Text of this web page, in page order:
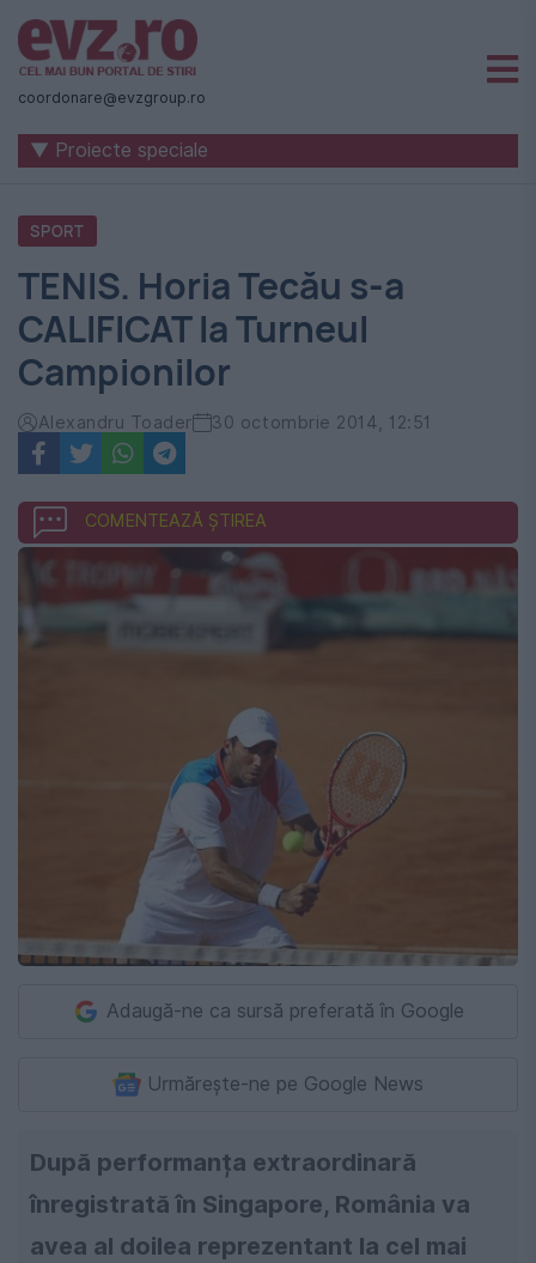
Știri
naționale
internaționale
România
Evenimentul
Zilei
coordonare@evzgroup.ro
▼ Proiecte speciale
SPORT
TENIS. Horia Tecău s-a
CALIFICAT la Turneul
Campionilor
Alexandru Toader 30 octombrie 2014, 12:51
COMENTEAZĂ ȘTIREA
Adaugă-ne ca sursă preferată în Google
Urmărește-ne pe Google News
După performanța extraordinară
înregistrată în Singapore, România va
avea al doilea reprezentant la cel mai